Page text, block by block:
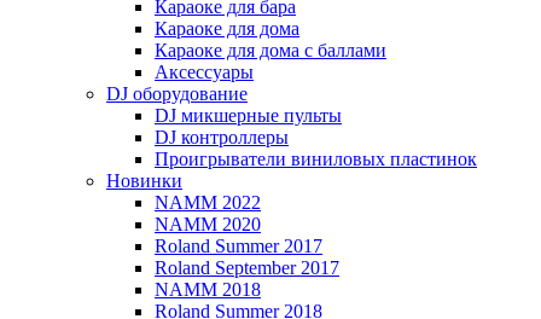
Караоке для бара
Караоке для дома
Караоке для дома с баллами
Аксессуары
DJ оборудование
DJ микшерные пульты
DJ контроллеры
Проигрыватели виниловых пластинок
Новинки
NAMM 2022
NAMM 2020
Roland Summer 2017
Roland September 2017
NAMM 2018
Roland Summer 2018